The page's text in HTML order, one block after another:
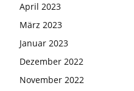
April 2023
März 2023
Januar 2023
Dezember 2022
November 2022